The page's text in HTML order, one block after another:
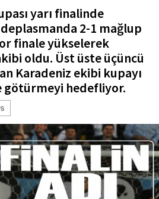
yarı finalinde
2-1 mağlup
finale yükselerek
oldu. Üst üste üçüncü
Karadeniz ekibi kupayı
götürmeyi hedefliyor.